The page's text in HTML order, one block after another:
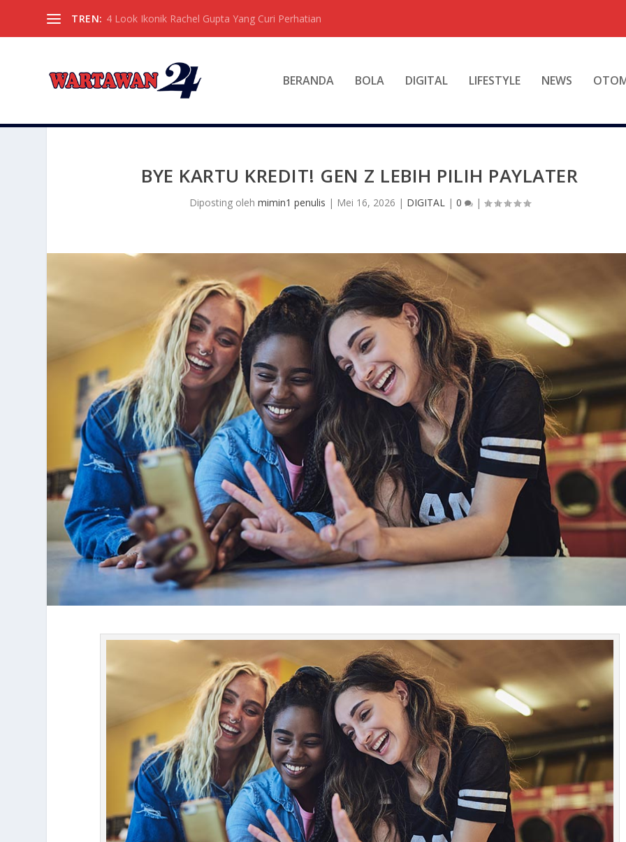
TREN: 4 Look Ikonik Rachel Gupta Yang Curi Perhatian
BERANDA BOLA DIGITAL LIFESTYLE NEWS
BYE KARTU KREDIT! GEN Z LEBIH PILIH PAYLATER
Diposting oleh mimin1 penulis | Mei 16, 2026 | DIGITAL| 0 |